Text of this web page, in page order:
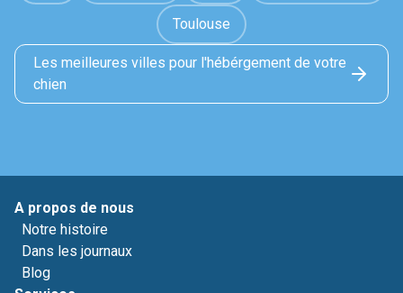
Toulouse
Les meilleures villes pour l'hébérgement de votre
chien
A propos de nous
Notre histoire
Dans les journaux
Blog